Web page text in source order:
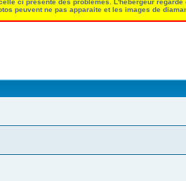
peuvent ne pas apparaite et les images de